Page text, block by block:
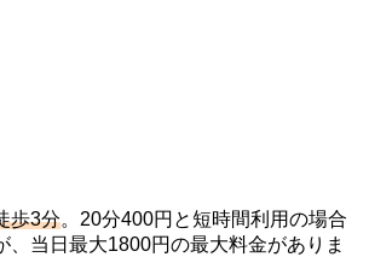
歩3分。20分400円と短時間利用の場合
、当日最大1800円の最大料金がありま